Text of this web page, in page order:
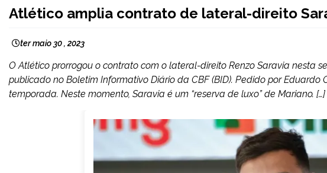
Atlético amplia contrato de lateral-direito
ter maio 30 , 2023
O Atlético prorrogou o contrato com o lateral-direito Renzo Saravia nesta
publicado no Boletim Informativo Diário da CBF (BID). Pedido por
temporada. Neste momento, Saravia é um “reserva de luxo” de Mariano. […]